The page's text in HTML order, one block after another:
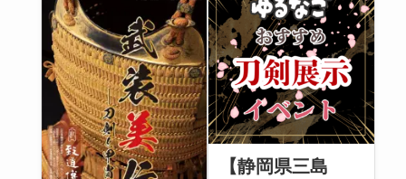
【静岡県三島